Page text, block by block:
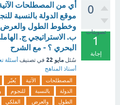
0
تصويتات
1
إجابة
أي من المصطلحات
موقع الدولة بالنسبة
وخطوط الطول
ب. الاستراتيجي ج.
البحري ؟ - مع الشرح
سُئل مايو 22 في تصنيف أسئلة
أستاذ المناهج
المصطلحات الآتية يُعبّر
الدولة
بالنسبة للنجوم
الطول
والعرض الفلكي